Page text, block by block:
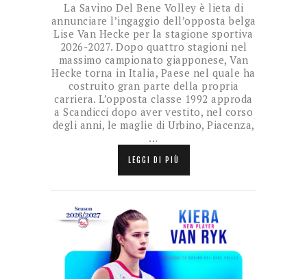
La Savino Del Bene Volley è lieta di
annunciare l’ingaggio dell’opposta belga
Lise Van Hecke per la stagione sportiva
2026-2027. Dopo quattro stagioni nel
massimo campionato giapponese, Van
Hecke torna in Italia, Paese nel quale ha
costruito gran parte della propria
carriera. L’opposta classe 1992 approda
a Scandicci dopo aver vestito, nel corso
degli anni, le maglie di Urbino, Piacenza,
…
LEGGI DI PIÙ